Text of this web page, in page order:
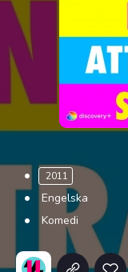
2011
Engelska
Komedi